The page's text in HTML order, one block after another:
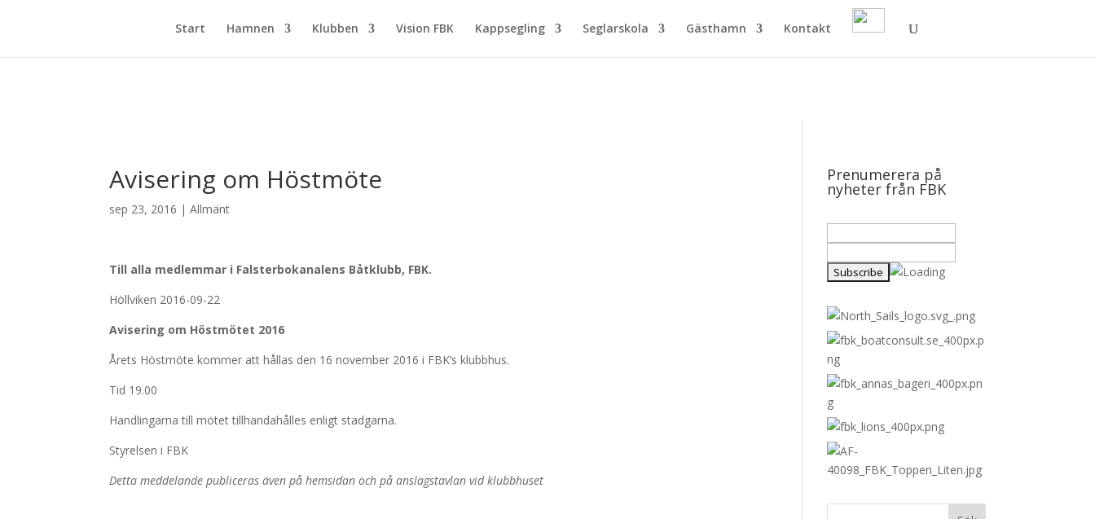
Start Hamnen Klubben Vision FBK Kappsegling Seglarskola Gästhamn Kontakt
Avisering om Höstmöte
sep 23, 2016 |Allmänt
Till alla medlemmar i Falsterbokanalens Båtklubb, FBK.
Höllviken 2016-09-22
Avisering om Höstmötet 2016
Årets Höstmöte kommer att hållas den 16 november 2016 i FBK’s klubbhus.
Tid 19.00
Handlingarna till mötet tillhandahålles enligt stadgarna.
Styrelsen i FBK
Detta meddelande publiceras även på hemsidan och på anslagstavlan vid klubbhuset
Prenumerera på
nyheter från FBK